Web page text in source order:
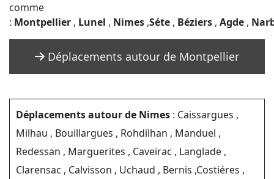
comme
: Montpellier , Lunel , Nimes ,Séte , Béziers , Agde ,
Déplacements autour de Montpellier
Déplacements autour de Nimes : Caissargues ,
Milhau , Bouillargues , Rohdilhan , Manduel ,
Redessan , Marguerites , Caveirac , Langlade ,
Clarensac , Calvisson , Uchaud , Bernis ,Costiéres ,